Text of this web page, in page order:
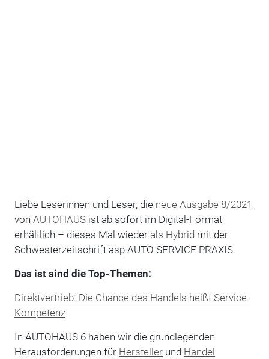
Liebe Leserinnen und Leser, die neue Ausgabe 8/2021
von AUTOHAUSist ab sofort im Digital-Format
erhältlich – dieses Mal wieder als Hybrid mit der
Schwesterzeitschrift asp AUTO SERVICE PRAXIS.
Das ist sind die Top-Themen:
Direktvertrieb: Die Chance des Handels heißt Service-
Kompetenz
In AUTOHAUS 6 haben wir die grundlegenden
Herausforderungen für Herstellerund Handel